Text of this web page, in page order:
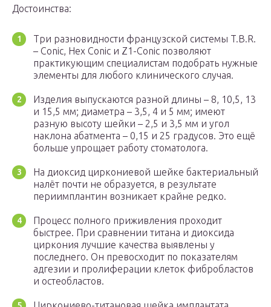
Достоинства:
Три разновидности французской системы T.B.R.
– Conic, Hex Conic и Z1-Conic позволяют
практикующим специалистам подобрать нужные
элементы для любого клинического случая.
Изделия выпускаются разной длины – 8, 10,5, 13
и 15,5 мм; диаметра – 3,5, 4 и 5 мм; имеют
разную высоту шейки – 2,5 и 3,5 мм и угол
наклона абатмента – 0,15 и 25 градусов. Это ещё
больше упрощает работу стоматолога.
На диоксид циркониевой шейке бактериальный
налёт почти не образуется, в результате
периимплантин возникает крайне редко.
Процесс полного приживления проходит
быстрее. При сравнении титана и диоксида
циркония лучшие качества выявлены у
последнего. Он превосходит по показателям
адгезии и пролиферации клеток фибробластов
и остеобластов.